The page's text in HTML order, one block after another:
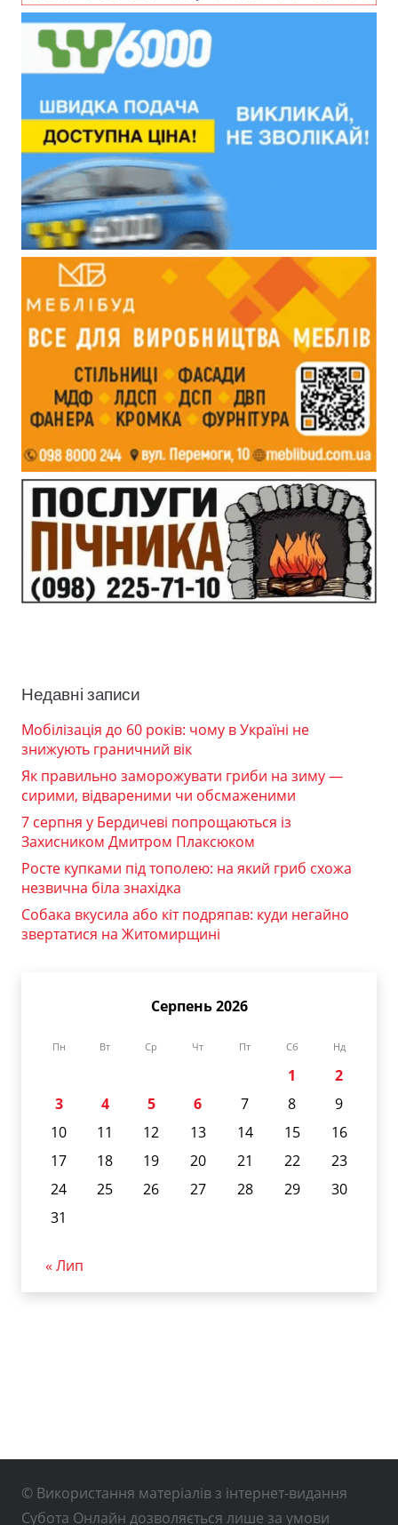
Недавні записи
Мобілізація до 60 років: чому в Україні не
знижують граничний вік
Як правильно заморожувати гриби на зиму —
сирими, відвареними чи обсмаженими
7 серпня у Бердичеві попрощаються із
Захисником Дмитром Плаксюком
Росте купками під тополею: на який гриб схожа
незвична біла знахідка
Собака вкусила або кіт подряпав: куди негайно
звертатися на Житомирщині
Серпень 2026
Пн Вт Ср Чт Пт Сб Нд
1
2
3
4 5 6 7 8
9
10
11 12 13 14 15
16
17
18 19 20 21 22
23
24
25 26 27 28 29
30
31
« Лип
© Використання матеріалів з інтернет-видання
Субота Онлайн дозволяється лише за умови